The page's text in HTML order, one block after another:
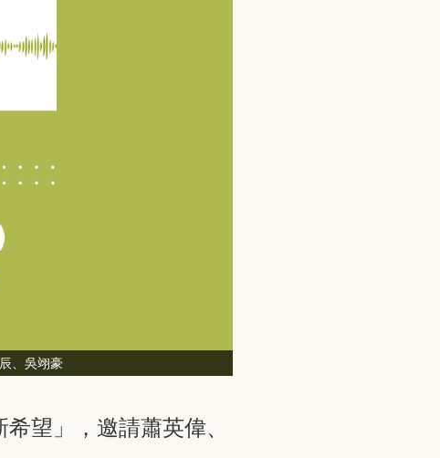
、吳翊豪
望」，邀請蕭英偉、